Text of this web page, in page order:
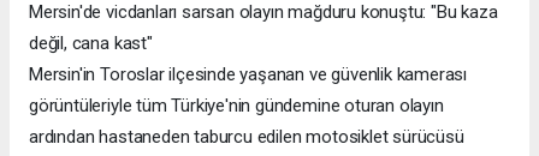
Mersin'de vicdanları sarsan olayın mağduru konuştu: "Bu kaza
değil, cana kast"
Mersin'in Toroslar ilçesinde yaşanan ve güvenlik kamerası
görüntüleriyle tüm Türkiye'nin gündemine oturan olayın
ardından hastaneden taburcu edilen motosiklet sürücüsü